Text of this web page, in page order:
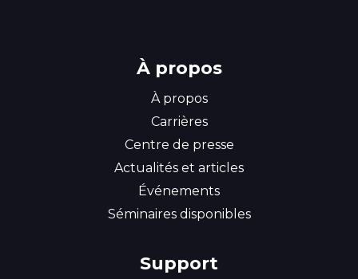
Rechercher un produit
À propos
À propos
Carrières
Centre de presse
Actualités et articles
Événements
Séminaires disponibles
Support